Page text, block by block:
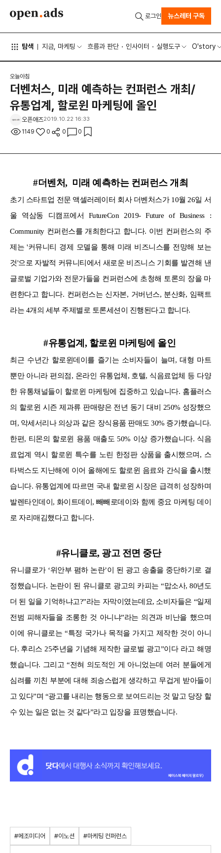
탐색 지금, 마케팅 흐름과 판단 인사이터 실행도구 O'story
로그인 뉴스레터 구독
오늘아침
더벤처스, 미래 예측하는 컨퍼런스 개최/
유통업계, 할로윈 마케팅에 올인
오픈애즈2019.10.22 16:33
1149 0 0 0
#더벤처, 미래 예측하는 컨퍼런스 개최
초기 스타트업 전문 액셀러레이터 회사 더벤처스가 10월 26일 서
울 역삼동 디캠프에서 FutureCon 2019- Future of Business :
Community 컨퍼런스를 개최한다고 합니다. 이번 컨퍼런스의 주
제는 '커뮤니티 경제 모델을 통해 미래 비즈니스를 전망해 보는
것'으로 자발적 커뮤니티에서 새로운 비즈니스 기회를 발견해 낸
글로벌 기업가와 전문가들을 컨퍼런스에 초청해 토론의 장을 마
련한다고 합니다. 컨퍼런스는 신자본, 거버넌스, 분산화, 임팩트
라는 4개의 세부 주제별로 토론세션이 진행된다고 합니다.
#유통업계, 할로윈 마케팅에 올인
최근 수년간 할로윈데이를 즐기는 소비자들이 늘며, 대형 마트
뿐만 아니라 편의점, 온라인 유통업체, 호텔, 식음료업체 등 다양
한 유통채널들이 할로윈 마케팅에 집중하고 있습니다. 홈플러스
의 할로윈 시즌 제과류 판매량은 전년 동기 대비 250% 성장했으
며, 악세서리나 의상과 같은 장식용품 판매도 30% 증가했습니다.
한편, 티몬의 할로윈 용품 매출도 50% 이상 증가했습니다. 식음
료업계 역시 할로윈 특수를 노린 한정판 상품을 출시했으며, 스
타벅스도 지난해에 이어 올해에도 할로윈 음료와 간식을 출시했
습니다. 유통업계에 따르면 국내 할로윈 시장은 급격히 성장하며
발렌타인데이, 화이트데이, 빼빼로데이와 함께 중요 마케팅 데이
로 자리매김했다고 합니다.
#유니클로, 광고 전면 중단
유니클로가 ‘위안부 폄하 논란’이 된 광고 송출을 중단하기로 결
정했습니다. 논란이 된 유니클로 광고의 카피는 “맙소사, 80년도
더 된 일을 기억하냐고?”라는 자막이였는데요, 소비자들은 “일제
전범 피해자들을 조롱한 것 아니냐”라는 의견과 비난을 했으며
이에 유니클로는 “특정 국가나 목적을 가지고 제작한 것이 아니
다. 후리스 25주년을 기념해 제작한 글로벌 광고”이다 라고 해명
했습니다. 그리고 “전혀 의도적인 게 아니었는데 여러 분들에게
심려를 끼친 부분에 대해 죄송스럽게 생각하고 무겁게 받아들이
고 있다”며 “광고를 내리는 행동으로 보여드리는 것 말고 당장 할
수 있는 일은 없는 것 같다”라고 입장을 표명했습니다.
#메조미디어 #이노션 #마케팅 컨퍼런스